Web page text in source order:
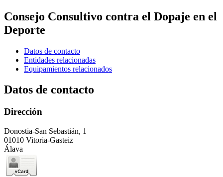
Consejo Consultivo contra el Dopaje en el
Deporte
Datos de contacto
Entidades relacionadas
Equipamientos relacionados
Datos de contacto
Dirección
Donostia-San Sebastián, 1
01010 Vitoria-Gasteiz
Álava